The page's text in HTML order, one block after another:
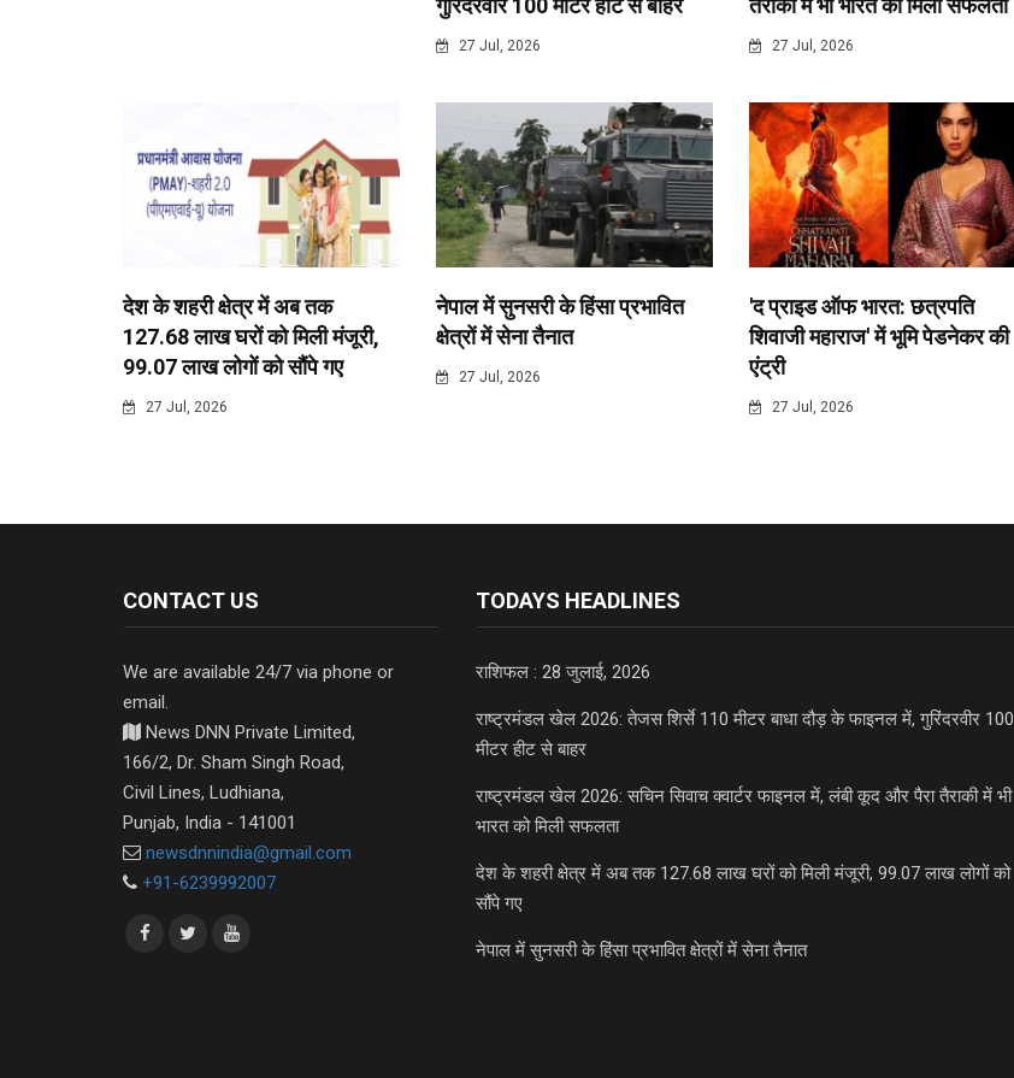
गुरिंदरवीर 100 मीटर हीट से बाहर
27 Jul, 2026
तैराकी में भी भारत को मिली सफलता
27 Jul, 2026
देश के शहरी क्षेत्र में अब तक
127.68 लाख घरों को मिली मंजूरी,
99.07 लाख लोगों को सौंपे गए
27 Jul, 2026
नेपाल में सुनसरी के हिंसा प्रभावित
क्षेत्रों में सेना तैनात
27 Jul, 2026
'द प्राइड ऑफ भारत: छत्रपति
शिवाजी महाराज' में भूमि पेडनेकर की
एंट्री
27 Jul, 2026
CONTACT US
We are available 24/7 via phone or
email.
News DNN Private Limited,
166/2, Dr. Sham Singh Road,
Civil Lines, Ludhiana,
Punjab, India - 141001
newsdnnindia@gmail.com
+91-6239992007
TODAYS HEADLINES
राशिफल : 28 जुलाई, 2026
राष्ट्रमंडल खेल 2026: तेजस शिर्से 110 मीटर बाधा दौड़ के फाइनल में, गुरिंदरवीर 100
मीटर हीट से बाहर
राष्ट्रमंडल खेल 2026: सचिन सिवाच क्वार्टर फाइनल में, लंबी कूद और पैरा तैराकी में भी
भारत को मिली सफलता
देश के शहरी क्षेत्र में अब तक 127.68 लाख घरों को मिली मंजूरी, 99.07 लाख लोगों को
सौंपे गए
नेपाल में सुनसरी के हिंसा प्रभावित क्षेत्रों में सेना तैनात